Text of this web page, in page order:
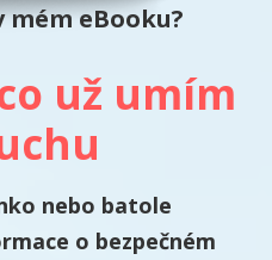
mém eBooku?
už umím
nebo batole
o bezpečném